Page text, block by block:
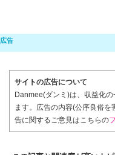
サイトの広告について
Danmee(ダンミ)は、収益化
ます。広告の内容(公序良俗
告に関するご意見はこちらの